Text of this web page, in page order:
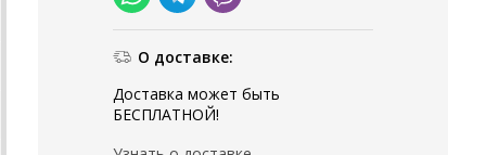
О доставке:
Доставка может быть
БЕСПЛАТНОЙ!